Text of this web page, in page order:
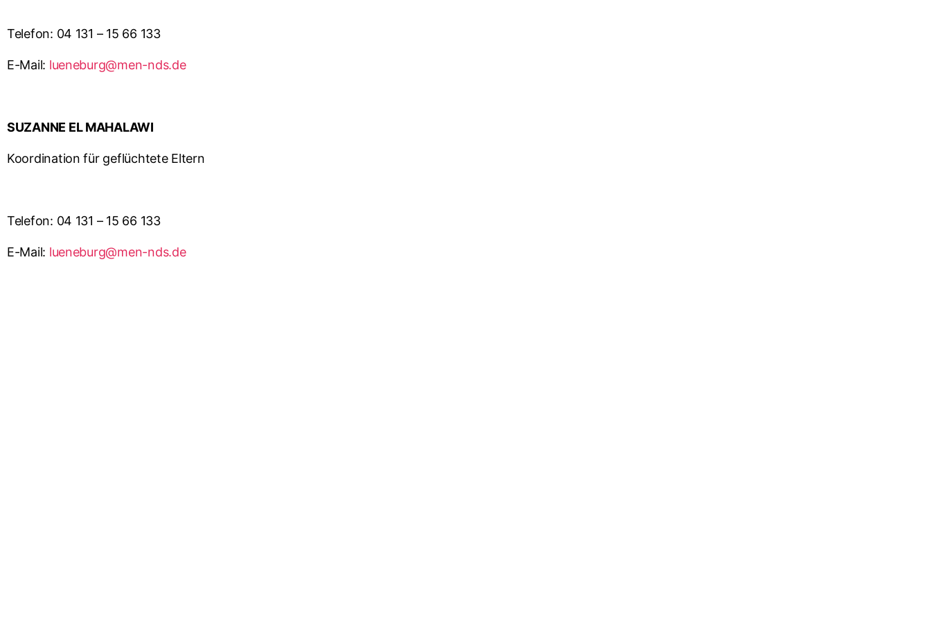
Telefon: 04 131 – 15 66 133
E-Mail: lueneburg@men-nds.de
SUZANNE EL MAHALAWI
Koordination für geflüchtete Eltern
Telefon: 04 131 – 15 66 133
E-Mail: lueneburg@men-nds.de